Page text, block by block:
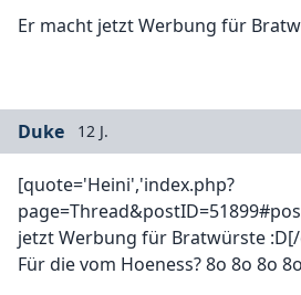
Er macht jetzt Werbung für
Duke 12 J.
[quote='Heini','index.php?
jetzt Werbung für Bratwürste
Für die vom Hoeness? 8o 8o 8o 8o